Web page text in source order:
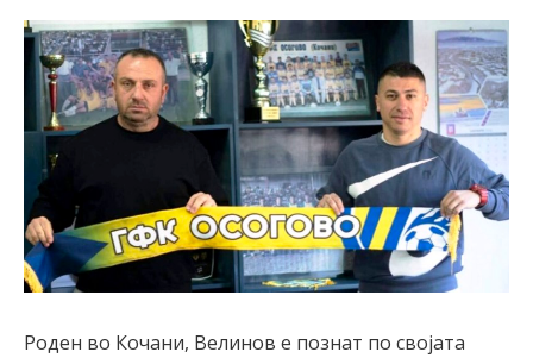
Роден во Кочани, Велинов е познат по својата